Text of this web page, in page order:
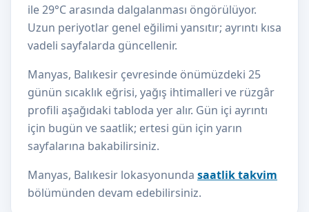
ile 29°C arasında dalgalanması öngörülüyor.
Uzun periyotlar genel eğilimi yansıtır; ayrıntı kısa
vadeli sayfalarda güncellenir.
Manyas, Balıkesir çevresinde önümüzdeki 25
günün sıcaklık eğrisi, yağış ihtimalleri ve rüzgâr
profili aşağıdaki tabloda yer alır. Gün içi ayrıntı
için bugün ve saatlik; ertesi gün için yarın
sayfalarına bakabilirsiniz.
Manyas, Balıkesir lokasyonunda saatlik takvim
bölümünden devam edebilirsiniz.